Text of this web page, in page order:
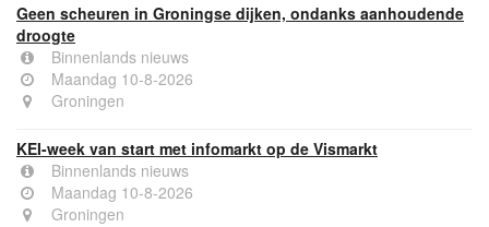
Geen scheuren in Groningse dijken, ondanks aanhoudende
droogte
Binnenlands nieuws
Maandag 10-8-2026
Groningen
KEI-week van start met infomarkt op de Vismarkt
Binnenlands nieuws
Maandag 10-8-2026
Groningen